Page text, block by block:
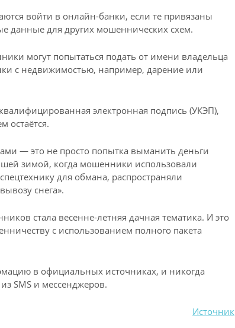
войти в онлайн-банки, если те привязаны
данные для других мошеннических схем.
могут попытаться подать от имени владельца
с недвижимостью, например, дарение или
электронная подпись (УКЭП),
остаётся.
— это не просто попытка выманить деньги
зимой, когда мошенники использовали
для обмана, распространяли
снега».
стала весенне-летняя дачная тематика. И это
с использованием полного пакета
в официальных источниках, и никогда
SMS и мессенджеров.
Источник